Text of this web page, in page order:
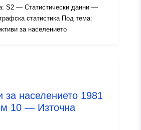
Q11677#ID
01 January 1985
S2 — Статистически данни —
статистика Под тема:
за населението
за населението 1981
10 — Източна